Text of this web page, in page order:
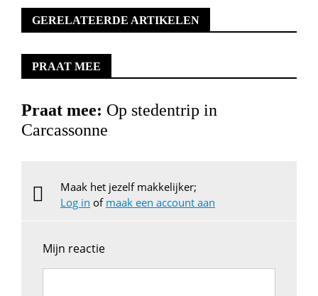
GERELATEERDE ARTIKELEN
PRAAT MEE
Praat mee: Op stedentrip in
Carcassonne
Maak het jezelf makkelijker;
Log in of maak een account aan
Mijn reactie